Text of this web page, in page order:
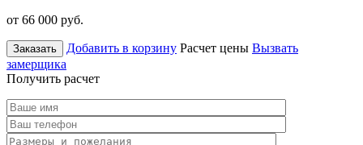
от 66 000 руб.
Заказать Добавить в корзину Расчет цены Вызвать
замерщика
Получить расчет